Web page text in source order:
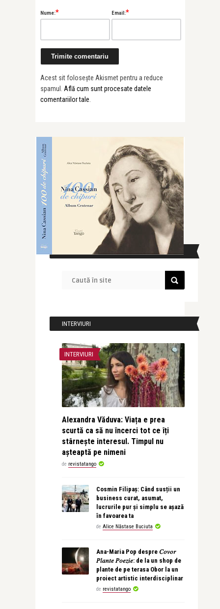
Nume:* Email:*
Acest sit folosește Akismet pentru a reduce
spamul. Află cum sunt procesate datele
comentariilor tale
CAUTĂ ÎN SITE
INTERVIURI
INTERVIURI
Alexandra Văduva: Viața e prea
scurtă ca să nu încerci tot ce îți
stârnește interesul. Timpul nu
așteaptă pe nimeni
de revistatango
Cosmin Filipaș: Când susții un
business curat, asumat,
lucrurile pur și simplu se așază
în favoarea ta
de Alice Năstase Buciuta
Ana-Maria Pop despre 𝐶𝑜𝑣𝑜𝑟
𝑃𝑙𝑎𝑛𝑡𝑒 𝑃𝑜𝑒𝑧𝑖𝑒: de la un shop de
plante de pe terasa Obor la un
proiect artistic interdisciplinar
de revistatango